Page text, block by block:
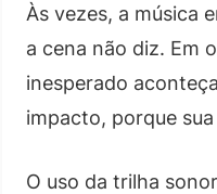
Às vezes, a música
a cena não diz. Em
inesperado
impacto, porque
O uso da trilha